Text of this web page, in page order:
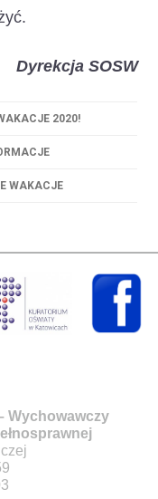
Dyrekcja SOSW
2020!
WAKACJE
Wychowawczy